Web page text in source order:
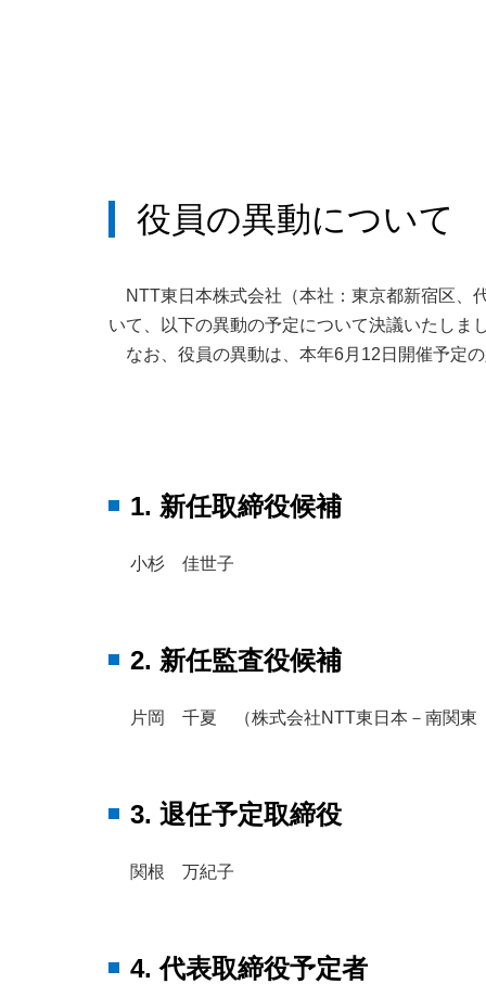
役員の異動について
NTT東日本株式会社（本社：東京都新宿区
いて、以下の異動の予定について決議いたしま
なお、役員の異動は、本年6月12日開催予定
1. 新任取締役候補
小杉 佳世子
2. 新任監査役候補
片岡 千夏 （株式会社NTT東日本－南関
3. 退任予定取締役
関根 万紀子
4. 代表取締役予定者